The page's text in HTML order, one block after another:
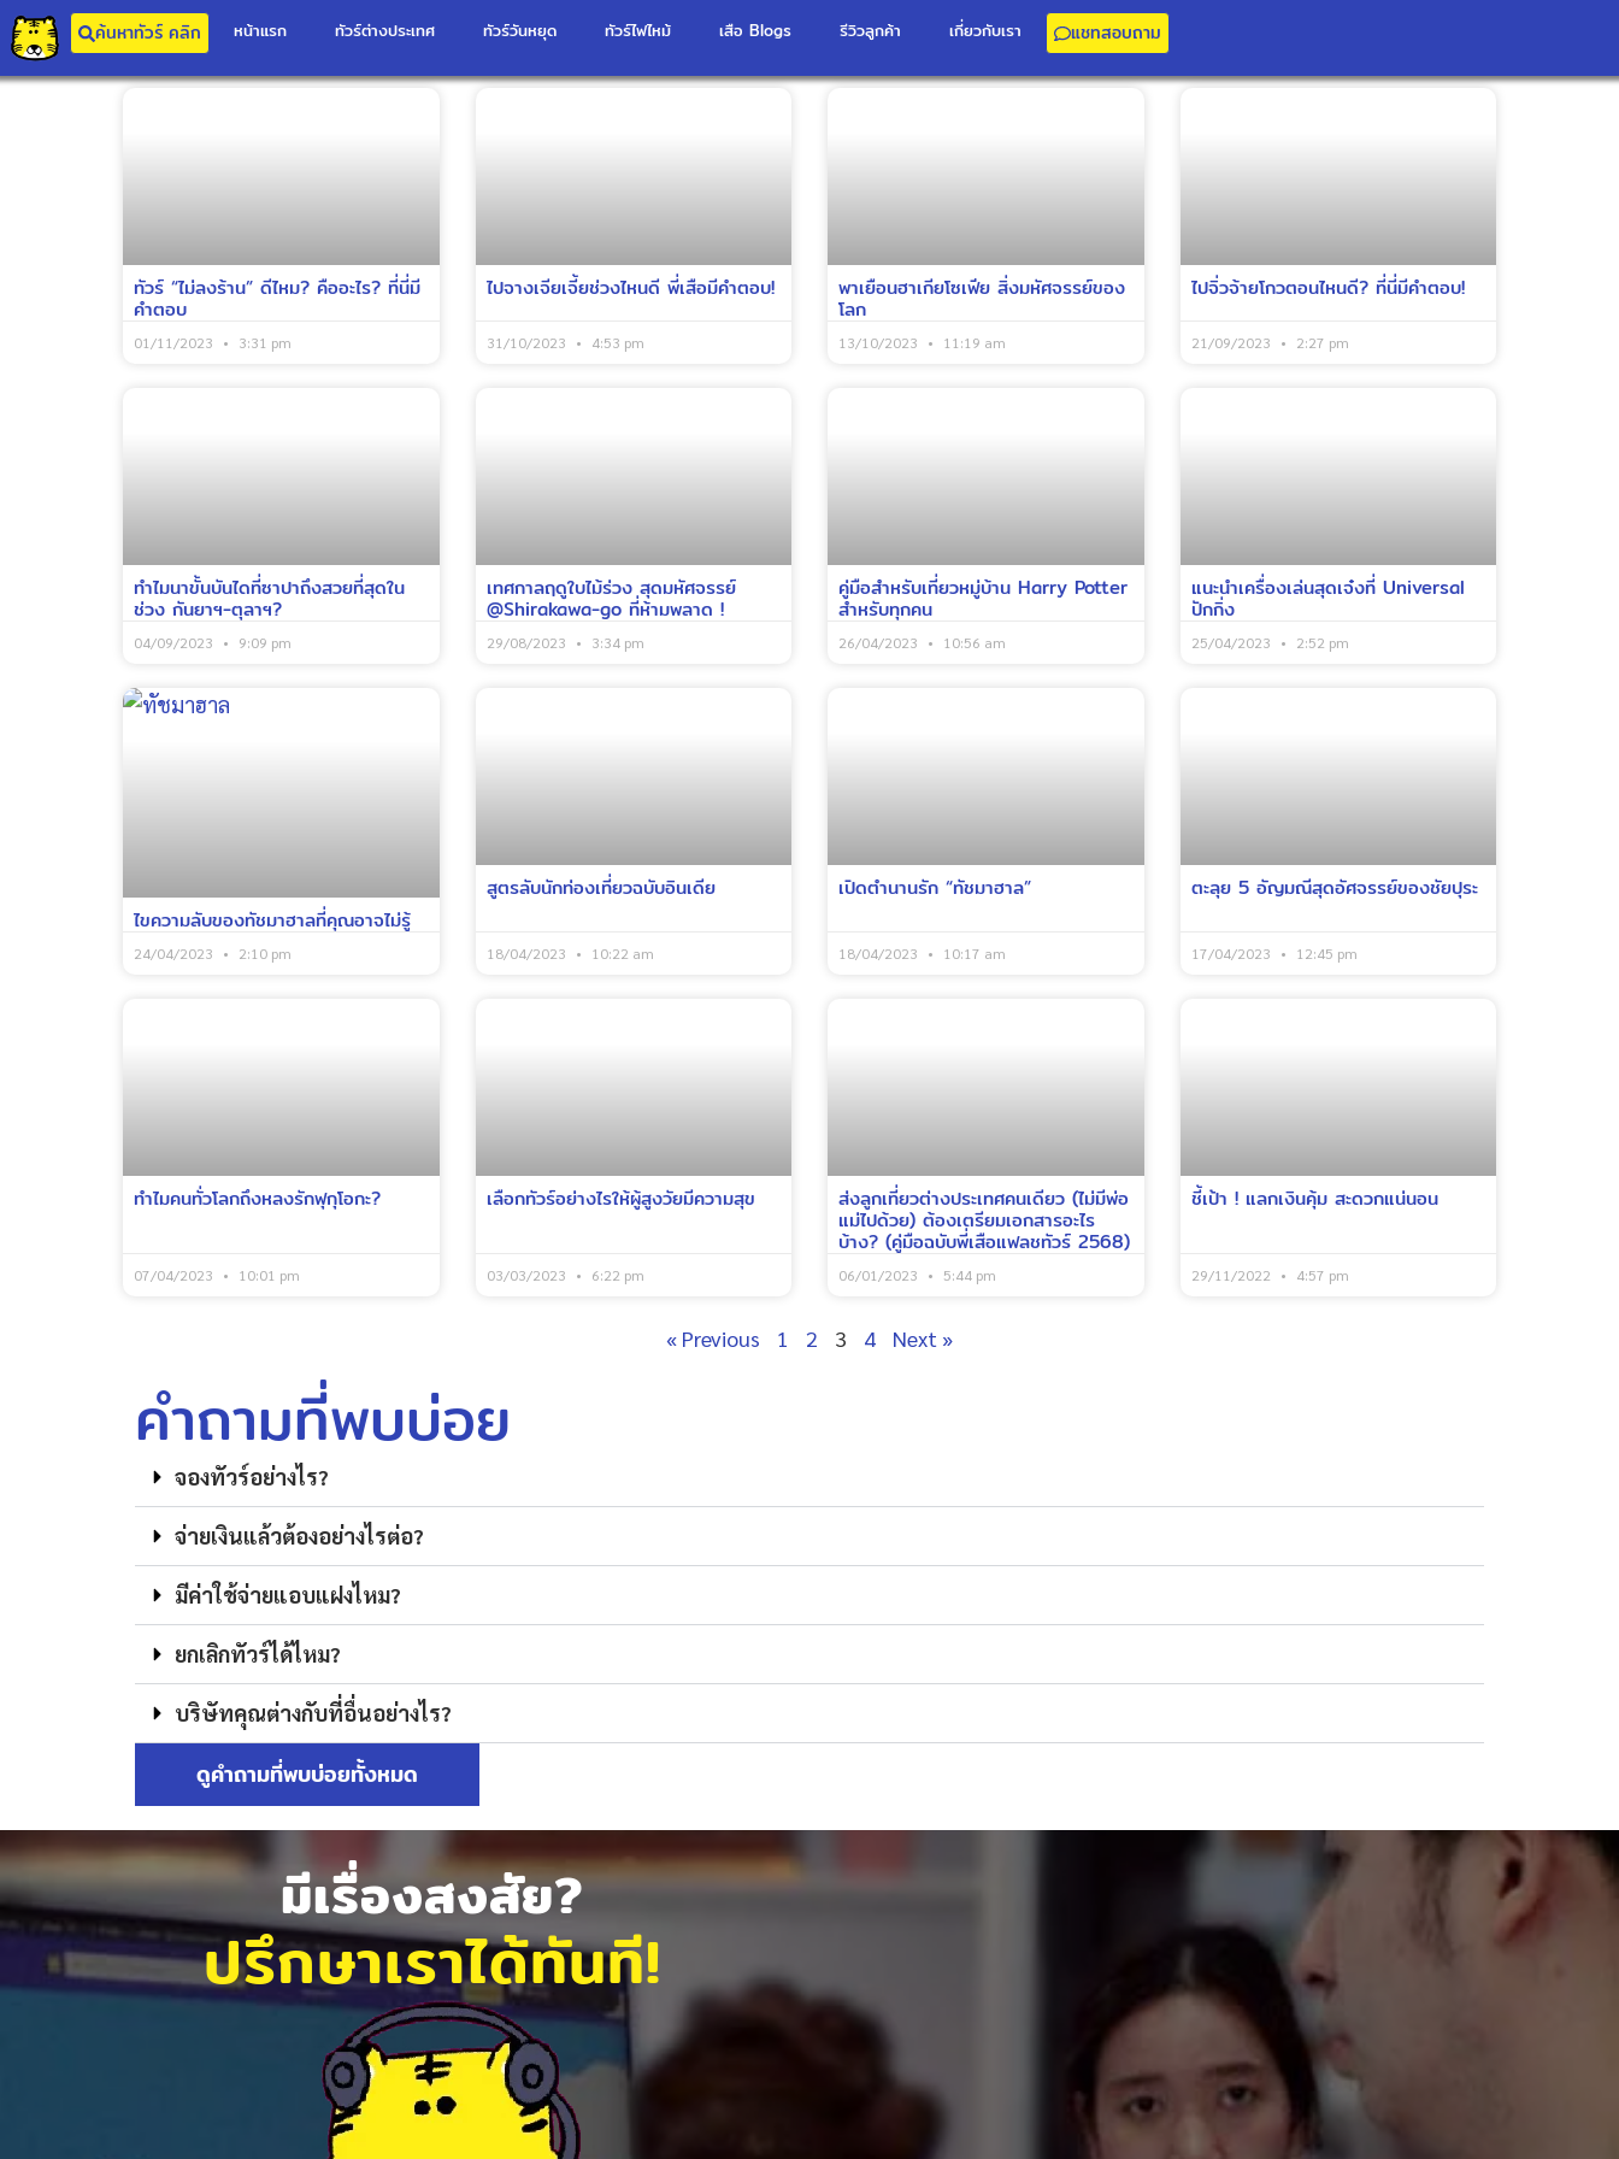
ค้นหาทัวร์ คลิก หน้าแรก ทัวร์ต่างประเทศ ทัวร์วันหยุด ทัวร์ไฟไหม้ เสือ Blogs รีวิวลูกค้า เกี่ยวกับเรา แชทสอบถาม
ทัวร์ “ไม่ลงร้าน” ดีไหม? คืออะไร? ที่นี่มี
คำตอบ
01/11/2023 3:31 pm
ไปจางเจียเจี้ยช่วงไหนดี พี่เสือมีคำตอบ!
31/10/2023 4:53 pm
พาเยือนฮาเกียโซเฟีย สิ่งมหัศจรรย์ของ
โลก
13/10/2023 11:19 am
ไปจิ่วจ้ายโกวตอนไหนดี? ที่นี่มีคำตอบ!
21/09/2023 2:27 pm
ทำไมนาขั้นบันไดที่ซาปาถึงสวยที่สุดใน
ช่วง กันยาฯ-ตุลาฯ?
04/09/2023 9:09 pm
เทศกาลฤดูใบไม้ร่วง สุดมหัศจรรย์
@Shirakawa-go ที่ห้ามพลาด !
29/08/2023 3:34 pm
คู่มือสำหรับเที่ยวหมู่บ้าน Harry Potter
สำหรับทุกคน
26/04/2023 10:56 am
แนะนำเครื่องเล่นสุดเจ๋งที่ Universal
ปักกิ่ง
25/04/2023 2:52 pm
ไขความลับของทัชมาฮาลที่คุณอาจไม่รู้
24/04/2023 2:10 pm
สูตรลับนักท่องเที่ยวฉบับอินเดีย
18/04/2023 10:22 am
เปิดตำนานรัก “ทัชมาฮาล”
18/04/2023 10:17 am
ตะลุย 5 อัญมณีสุดอัศจรรย์ของชัยปุระ
17/04/2023 12:45 pm
ทำไมคนทั่วโลกถึงหลงรักฟุกุโอกะ?
07/04/2023 10:01 pm
เลือกทัวร์อย่างไรให้ผู้สูงวัยมีความสุข
03/03/2023 6:22 pm
ส่งลูกเที่ยวต่างประเทศคนเดียว (ไม่มีพ่อ
แม่ไปด้วย) ต้องเตรียมเอกสารอะไร
บ้าง? (คู่มือฉบับพี่เสือแฟลชทัวร์ 2568)
06/01/2023 5:44 pm
ชี้เป้า ! แลกเงินคุ้ม สะดวกแน่นอน
29/11/2022 4:57 pm
« Previous 1 2 3 4 Next »
คำถามที่พบบ่อย
จองทัวร์อย่างไร?
จ่ายเงินแล้วต้องอย่างไรต่อ?
มีค่าใช้จ่ายแอบแฝงไหม?
ยกเลิกทัวร์ได้ไหม?
บริษัทคุณต่างกับที่อื่นอย่างไร?
ดูคำถามที่พบบ่อยทั้งหมด
มีเรื่องสงสัย?
ปรึกษาเราได้ทันที!